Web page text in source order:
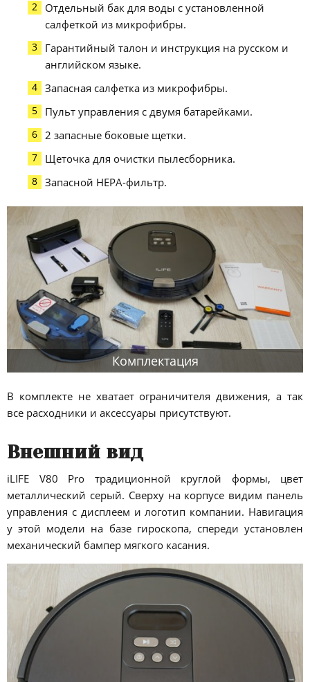
Отдельный бак для воды с установленной
салфеткой из микрофибры.
Гарантийный талон и инструкция на русском и
английском языке.
Запасная салфетка из микрофибры.
Пульт управления с двумя батарейками.
2 запасные боковые щетки.
Щеточка для очистки пылесборника.
Запасной HEPA-фильтр.
Комплектация
В комплекте не хватает ограничителя движения, а так
все расходники и аксессуары присутствуют.
Внешний вид
iLIFE V80 Pro традиционной круглой формы, цвет
металлический серый. Сверху на корпусе видим панель
управления с дисплеем и логотип компании. Навигация
у этой модели на базе гироскопа, спереди установлен
механический бампер мягкого касания.